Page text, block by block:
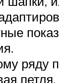
ряду